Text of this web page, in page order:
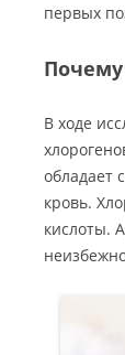
первых
В ходе
обладает
кровь.
кислоты.